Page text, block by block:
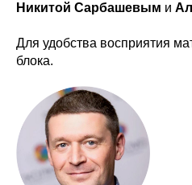
Никитой Сарбашевым и
Для удобства восприятия
блока.